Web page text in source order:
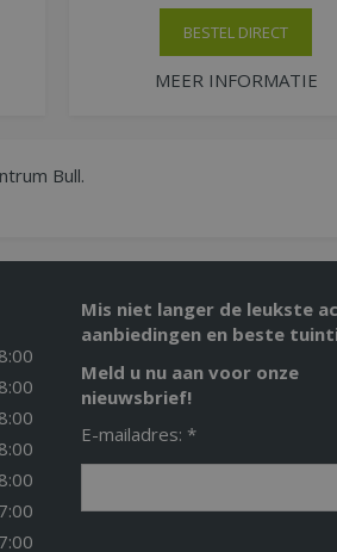
MEER INFORMATIE
BESTEL DIRECT
Bull.
Mis niet langer de leukste
aanbiedingen en beste
Meld u nu aan voor onze
nieuwsbrief!
E-mailadres: *